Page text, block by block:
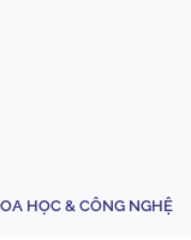
HỌC & CÔNG NGHỆ